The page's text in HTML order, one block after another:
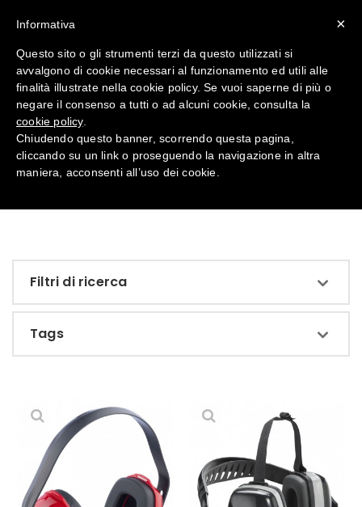
Cuffie antinfortunistiche e
antirumore, Tappi, DPI
acustici EasyBook® Unigum
Home UDITO
Filtri di ricerca
Tags
×
Informativa
Questo sito o gli strumenti terzi da questo utilizzati si
avvalgono di cookie necessari al funzionamento ed utili alle
finalità illustrate nella cookie policy. Se vuoi saperne di più o
negare il consenso a tutti o ad alcuni cookie, consulta la
cookie policy.
Chiudendo questo banner, scorrendo questa pagina,
cliccando su un link o proseguendo la navigazione in altra
maniera, acconsenti all’uso dei cookie.